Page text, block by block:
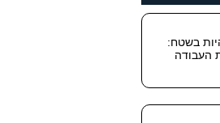
בשטח:
העבודה